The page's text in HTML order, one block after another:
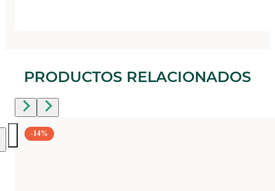
PRODUCTOS RELACIONADOS
-14%